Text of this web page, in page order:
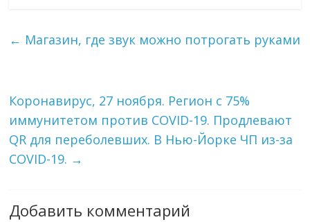
← Магазин, где звук можно потрогать руками
Коронавирус, 27 ноября. Регион с 75%
иммунитетом против COVID-19. Продлевают
QR для переболевших. В Нью-Йорке ЧП из-за
COVID-19. →
Добавить комментарий